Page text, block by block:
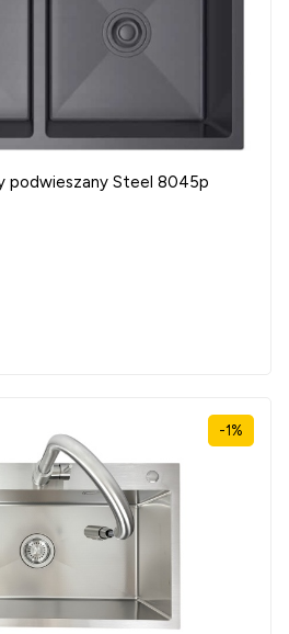
podwieszany Steel 8045p
-1%